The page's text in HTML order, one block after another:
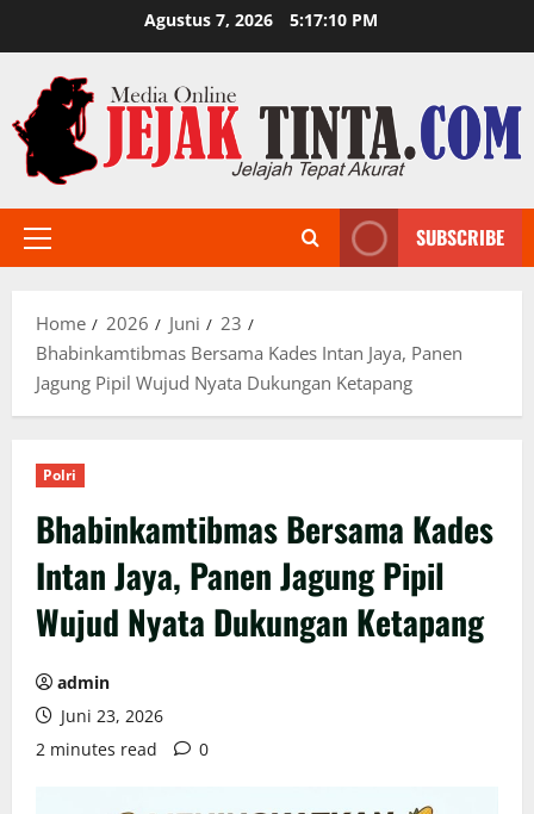
to
content
Agustus 7, 2026 5:17:11 PM
Primary
SUBSCRIBE
Home 2026 Juni
23
Bhabinkamtibmas Bersama Kades Intan Jaya, Panen
Jagung Pipil Wujud Nyata Dukungan Ketapang
Polri
Bhabinkamtibmas Bersama Kades
Intan Jaya, Panen Jagung Pipil
Wujud Nyata Dukungan Ketapang
admin
Juni 23, 2026
2 minutes read
0